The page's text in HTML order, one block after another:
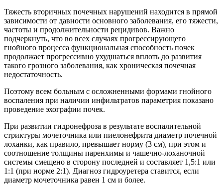
Тяжесть вторичных почечных нарушений находится в прямой
зависимости от давности основного заболевания, его тяжести,
частоты и продолжительности рецидивов. Важно
подчеркнуть, что во всех случаях прогрессирующего
гнойного процесса функциональная способность почек
продолжает прогрессивно ухудшаться вплоть до развития
такого грозного заболевания, как хроническая почечная
недостаточность.
Поэтому всем больным с осложненными формами гнойного
воспаления при наличии инфильтратов параметрия показано
проведение эхографии почек.
При развитии гидронефроза в результате воспалительной
стриктуры мочеточника или пиелонефрита диаметр почечной
лоханки, как правило, превышает норму (3 см), при этом и
соотношение толщины паренхимы и чашечно-лоханочной
системы смещено в сторону последней и составляет 1,5:1 или
1:1 (при норме 2:1). Диагноз гидроуретера ставится, если
диаметр мочеточника равен 1 см и более.